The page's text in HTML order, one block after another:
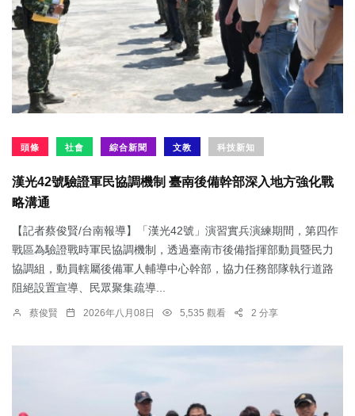
頭條 社會 綜合新聞 文教 科技新知
漢光42號驗證軍民協調機制 臺南後備幹部深入地方強化戰
略溝通
【記者蔡俊賢/台南報導】「漢光42號」演習實兵演練期間，第四作
戰區為驗證戰時軍民協調機制，透過臺南市後備指揮部動員暨民力
協調組，動員轄屬後備軍人輔導中心幹部，協力任務部隊執行道路
阻絕設置宣導、民眾聚集疏導...
蔡俊賢 2026年八月08日 5,535 觀看 2 分享